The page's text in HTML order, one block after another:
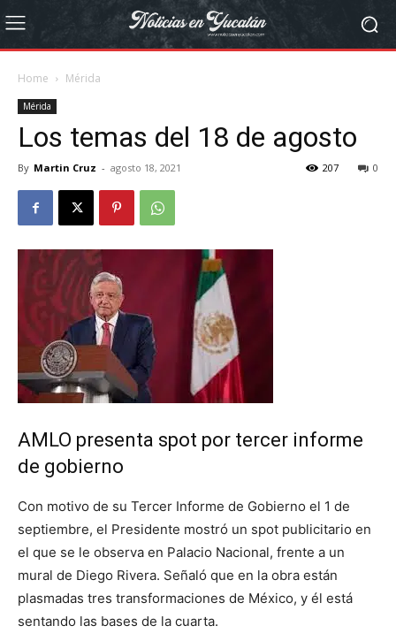
Home Mérida
Mérida
Los temas del 18 de agosto
By Martin Cruz - agosto 18, 2021 0
207
AMLO presenta spot por tercer informe
de gobierno
Con motivo de su Tercer Informe de Gobierno el 1 de
septiembre, el Presidente mostró un spot publicitario en
el que se le observa en Palacio Nacional, frente a un
mural de Diego Rivera. Señaló que en la obra están
plasmadas tres transformaciones de México, y él está
sentando las bases de la cuarta.